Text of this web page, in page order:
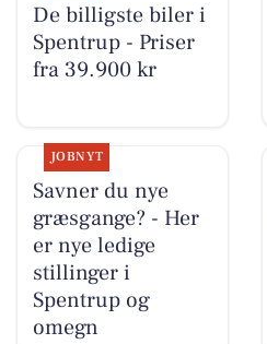
De billigste biler i
Spentrup - Priser
fra 39.900 kr
JOBNYT
Savner du nye
græsgange? - Her
er nye ledige
stillinger i
Spentrup og
omegn